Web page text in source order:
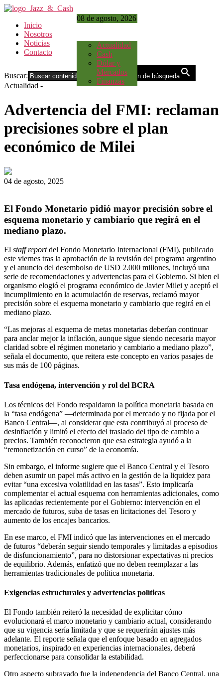
08 de agosto, 2026
Inicio
Nosotros
Noticias
Actualidad
Cash
Dólar y
Mercados
Finanzas
Contacto
Buscar: Botón de búsqueda
Actualidad -
Advertencia del FMI: reclaman
precisiones sobre el plan
económico de Milei
04 de agosto, 2025
El Fondo Monetario pidió mayor precisión sobre el
esquema monetario y cambiario que regirá en el
mediano plazo.
El staff reportdel Fondo Monetario Internacional (FMI), publicado
este viernes tras la aprobación de la revisión del programa argentino
y el anuncio del desembolso de USD 2.000 millones, incluyó una
serie de recomendaciones y advertencias para el Gobierno. Si bien el
organismo elogió el programa económico de Javier Milei y aceptó el
incumplimiento en la acumulación de reservas, reclamó mayor
precisión sobre el esquema monetario y cambiario que regirá en el
mediano plazo.
“Las mejoras al esquema de metas monetarias deberían continuar
para anclar mejor la inflación, aunque sigue siendo necesaria mayor
claridad sobre el régimen monetario y cambiario a mediano plazo”,
señala el documento, que reitera este concepto en varios pasajes de
sus más de 100 páginas.
Tasa endógena, intervención y rol del BCRA
Los técnicos del Fondo respaldaron la política monetaria basada en
la “tasa endógena” —determinada por el mercado y no fijada por el
Banco Central—, al considerar que esta contribuyó al proceso de
desinflación y limitó el efecto del traslado del tipo de cambio a
precios. También reconocieron que esa estrategia ayudó a la
“remonetización en curso” de la economía.
Sin embargo, el informe sugiere que el Banco Central y el Tesoro
deben asumir un papel más activo en la gestión de la liquidez para
evitar “una excesiva volatilidad en las tasas”. Esto implicaría
complementar el actual esquema con herramientas adicionales, como
las aplicadas recientemente por el Gobierno: intervención en el
mercado de futuros, suba de tasas en licitaciones del Tesoro y
aumento de los encajes bancarios.
En ese marco, el FMI indicó que las intervenciones en el mercado
de futuros “deberán seguir siendo temporales y limitadas a episodios
de disfuncionamiento”, para no distorsionar expectativas ni precios
de equilibrio. Además, enfatizó que no deben reemplazar a las
herramientas tradicionales de política monetaria.
Exigencias estructurales y advertencias políticas
El Fondo también reiteró la necesidad de explicitar cómo
evolucionará el marco monetario y cambiario actual, considerando
que su vigencia sería limitada y que se requerirán ajustes más
adelante. El reporte señala que el enfoque basado en agregados
monetarios, inspirado en experiencias internacionales, deberá
perfeccionarse para consolidar la estabilidad.
Otro aspecto subrayado fue la independencia del Banco Central, una